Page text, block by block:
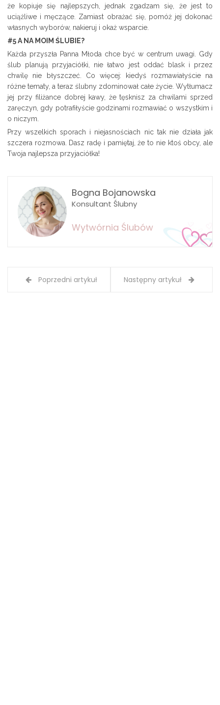
że kopiuje się najlepszych, jednak zgadzam się, że jest to
uciążliwe i męczące. Zamiast obrażać się, pomóż jej dokonać
własnych wyborów, nakieruj i okaż wsparcie.
#5 A NA MOIM ŚLUBIE?
Każda przyszła Panna Młoda chce być w centrum uwagi. Gdy
ślub planują przyjaciółki, nie łatwo jest oddać blask i przez
chwilę nie błyszczeć. Co więcej: kiedyś rozmawiałyście na
różne tematy, a teraz ślubny zdominował całe życie. Wytłumacz
jej przy filiżance dobrej kawy, że tęsknisz za chwilami sprzed
zaręczyn, gdy potrafiłyście godzinami rozmawiać o wszystkim i
o niczym.
Przy wszelkich sporach i niejasnościach nic tak nie działa jak
szczera rozmowa. Dasz radę i pamiętaj, że to nie ktoś obcy, ale
Twoja najlepsza przyjaciółka!
Bogna Bojanowska
Konsultant Ślubny
Wytwórnia Ślubów
Poprzedni artykuł Następny artykuł